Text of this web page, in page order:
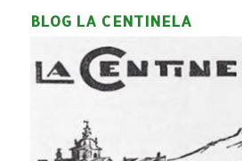
BLOG LA CENTINELA